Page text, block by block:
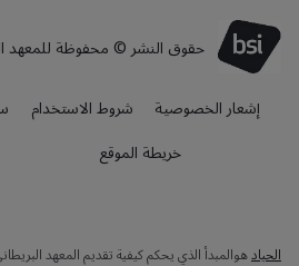
حقوق النشر © محفوظة للمعهد
إشعار الخصوصية
شروط الاستخدام
خريطة الموقع
الحيادهوالمبدأ الذي يحكم كيفية تقديم المعهد